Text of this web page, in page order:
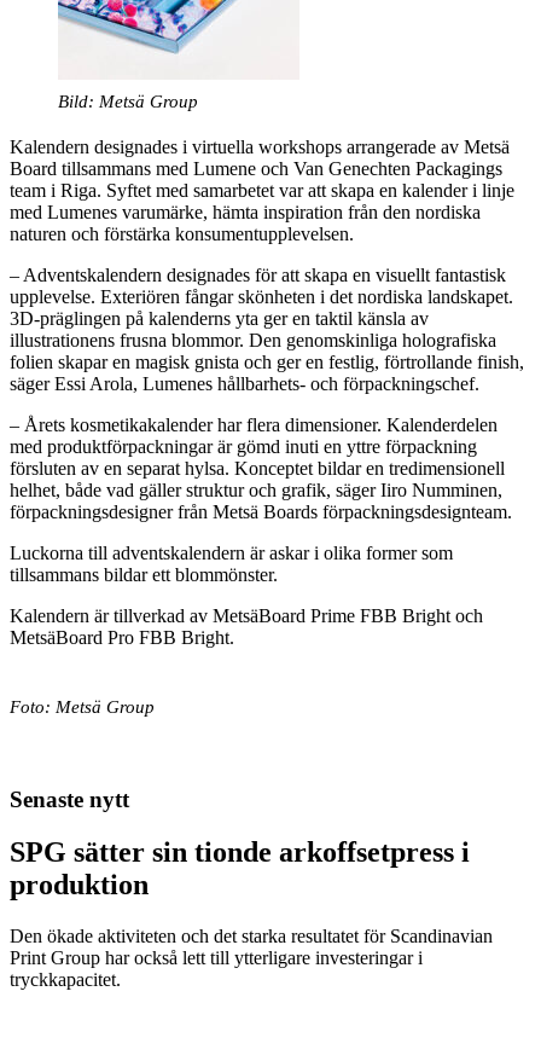
Bild: Metsä Group
Kalendern designades i virtuella workshops arrangerade av Metsä
Board tillsammans med Lumene och Van Genechten Packagings
team i Riga. Syftet med samarbetet var att skapa en kalender i linje
med Lumenes varumärke, hämta inspiration från den nordiska
naturen och förstärka konsumentupplevelsen.
– Adventskalendern designades för att skapa en visuellt fantastisk
upplevelse. Exteriören fångar skönheten i det nordiska landskapet.
3D-präglingen på kalenderns yta ger en taktil känsla av
illustrationens frusna blommor. Den genomskinliga holografiska
folien skapar en magisk gnista och ger en festlig, förtrollande finish,
säger Essi Arola, Lumenes hållbarhets- och förpackningschef.
– Årets kosmetikakalender har flera dimensioner. Kalenderdelen
med produktförpackningar är gömd inuti en yttre förpackning
försluten av en separat hylsa. Konceptet bildar en tredimensionell
helhet, både vad gäller struktur och grafik, säger Iiro Numminen,
förpackningsdesigner från Metsä Boards förpackningsdesignteam.
Luckorna till adventskalendern är askar i olika former som
tillsammans bildar ett blommönster.
Kalendern är tillverkad av MetsäBoard Prime FBB Bright och
MetsäBoard Pro FBB Bright.
Foto: Metsä Group
Senaste nytt
SPG sätter sin tionde arkoffsetpress i
produktion
Den ökade aktiviteten och det starka resultatet för Scandinavian
Print Group har också lett till ytterligare investeringar i
tryckkapacitet.